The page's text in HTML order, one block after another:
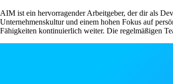
AIM ist ein hervorragender Arbeitgeber, der dir als
Unternehmenskultur und einem hohen Fokus auf
Fähigkeiten kontinuierlich weiter. Die regelmäßigen